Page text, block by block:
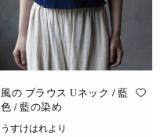
風の ブラウス Uネック / 藍
色 / 藍の染め
うすけはれより